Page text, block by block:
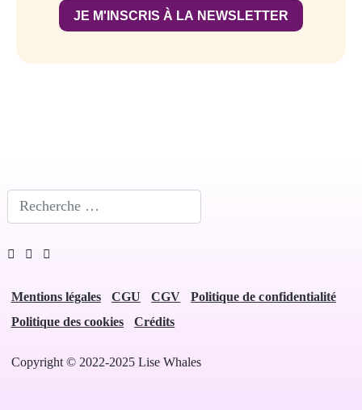
Rechercher
Mentions légales CGU CGV
Politique de confidentialité
Politique des cookies
Crédits
Copyright © 2022-2025 Lise Whales